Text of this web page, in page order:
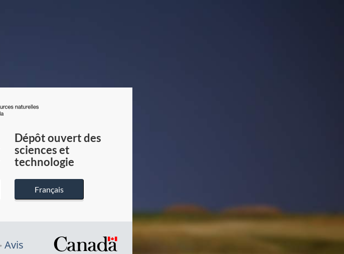
du
Canada
Dépôt ouvert des
sciences et
technologie
Français
Avis
/